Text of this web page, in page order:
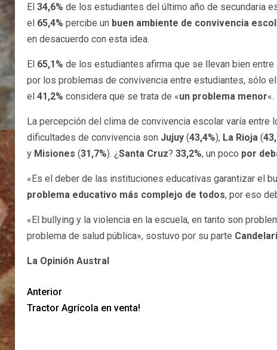
El 34,6% de los estudiantes del último año de secundaria
el 65,4% percibe un buen ambiente de convivencia
en desacuerdo con esta idea.
El 65,1% de los estudiantes afirma que se llevan bien
por los problemas de convivencia entre estudiantes, sólo el
el 41,2% considera que se trata de «un problema menor
La percepción del clima de convivencia escolar varía
dificultades de convivencia son Jujuy (43,4%), La Rioja (
y Misiones (31,7%). ¿Santa Cruz? 33,2%, un poco por
«Es el deber de las instituciones educativas garantizar el
problema educativo más complejo de todos, por ​eso
«El bullying y la violencia en la escuela, en tanto son
problema de salud pública», sostuvo por su parte
La Opinión Austral
Anterior
Tractor Agrícola en venta!